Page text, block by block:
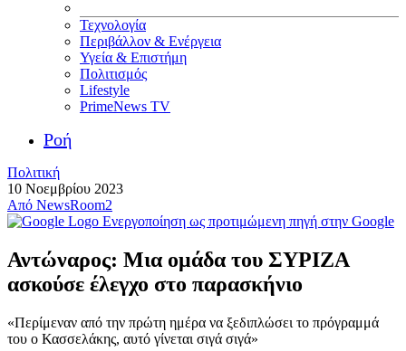
Τεχνολογία
Περιβάλλον & Ενέργεια
Υγεία & Επιστήμη
Πολιτισμός
Lifestyle
PrimeNews TV
Ροή
Πολιτική
10 Νοεμβρίου 2023
Από NewsRoom2
Ενεργοποίηση ως προτιμώμενη πηγή στην Google
Αντώναρος: Μια ομάδα του ΣΥΡΙΖΑ
ασκούσε έλεγχο στο παρασκήνιο
«Περίμεναν από την πρώτη ημέρα να ξεδιπλώσει το πρόγραμμά
του ο Κασσελάκης, αυτό γίνεται σιγά σιγά»